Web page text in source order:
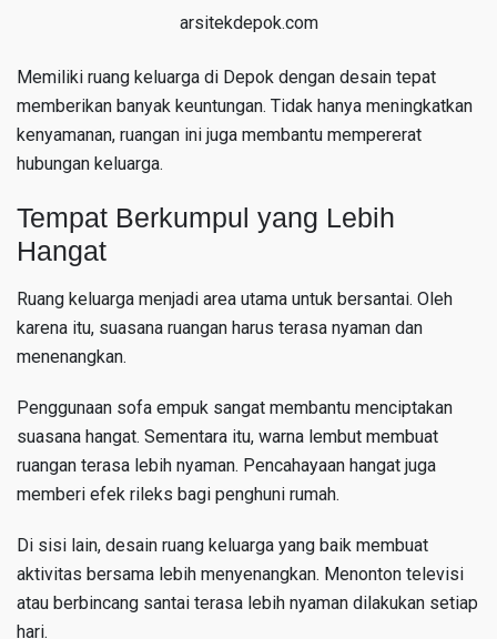
arsitekdepok.com
Memiliki ruang keluarga di Depok dengan desain tepat
memberikan banyak keuntungan. Tidak hanya meningkatkan
kenyamanan, ruangan ini juga membantu mempererat
hubungan keluarga.
Tempat Berkumpul yang Lebih
Hangat
Ruang keluarga menjadi area utama untuk bersantai. Oleh
karena itu, suasana ruangan harus terasa nyaman dan
menenangkan.
Penggunaan sofa empuk sangat membantu menciptakan
suasana hangat. Sementara itu, warna lembut membuat
ruangan terasa lebih nyaman. Pencahayaan hangat juga
memberi efek rileks bagi penghuni rumah.
Di sisi lain, desain ruang keluarga yang baik membuat
aktivitas bersama lebih menyenangkan. Menonton televisi
atau berbincang santai terasa lebih nyaman dilakukan setiap
hari.